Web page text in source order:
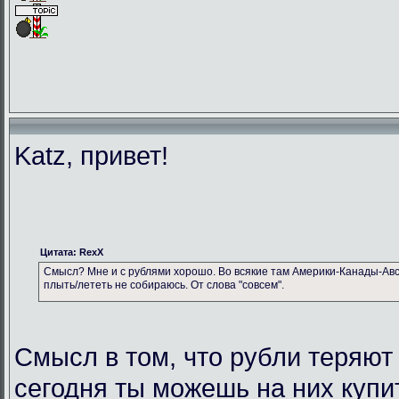
Katz, привет!
Цитата: RexX
Смысл? Мне и с рублями хорошо. Во всякие там Америки-Канады-
плыть/лететь не собираюсь. От слова "совсем".
Смысл в том, что рубли теряют
сегодня ты можешь на них